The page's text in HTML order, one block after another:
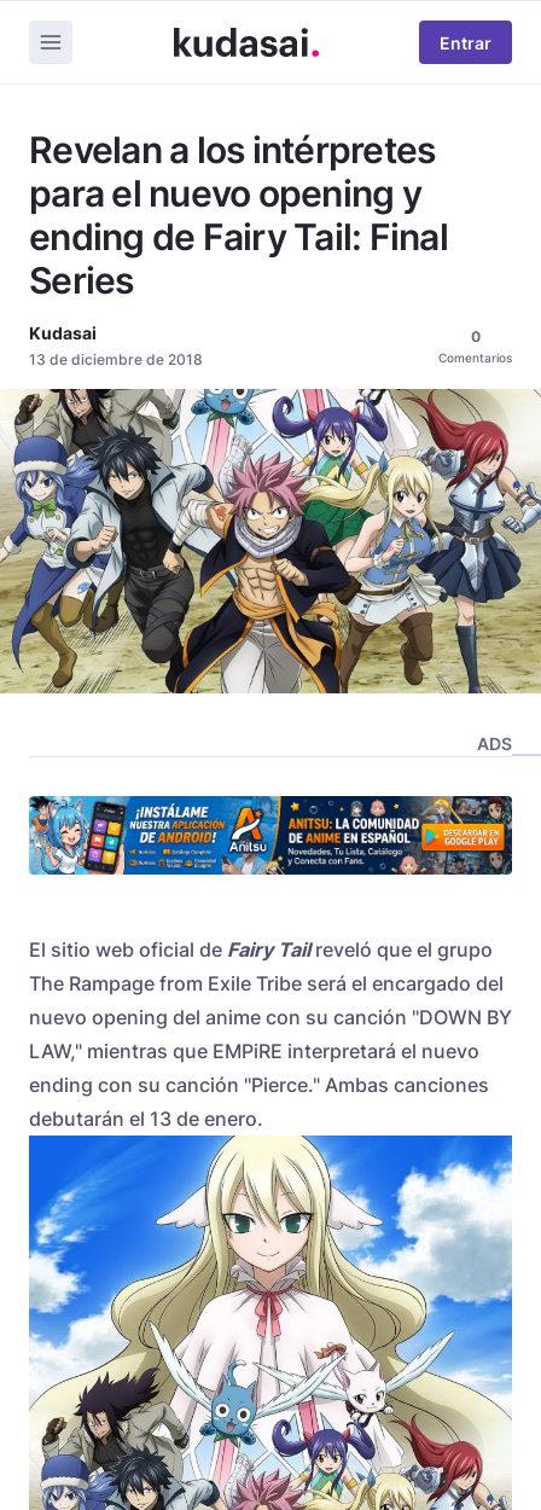
Entrar
Revelan a los intérpretes
para el nuevo opening y
ending de Fairy Tail: Final
Series
Kudasai
13 de diciembre de 2018
0
Comentarios
ADS
El sitio web oficial de Fairy Tailreveló que el grupo
The Rampage from Exile Tribe será el encargado del
nuevo opening del anime con su canción "DOWN BY
LAW," mientras que EMPiRE interpretará el nuevo
ending con su canción "Pierce." Ambas canciones
debutarán el 13 de enero.